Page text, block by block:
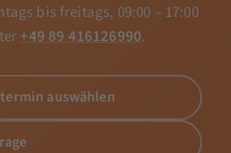
bis freitags, 09:00 – 17:00
+49 89 416126990.
auswählen